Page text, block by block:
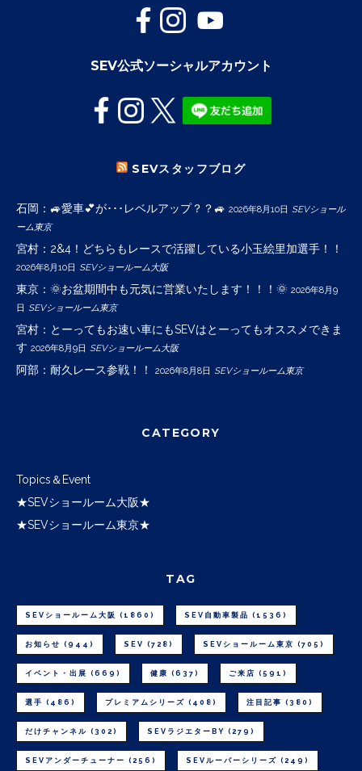
SEV公式ソーシャルアカウント
SEVスタッフブログ
石岡：🚙愛車💕が･･･レベルアップ？？🚙 2026年8月10日 SEVショール
ーム東京
宮村：2&4！どちらもレースで活躍している小玉絵里加選手！！
2026年8月10日 SEVショールーム大阪
東京：🌞お盆期間中も元気に営業いたします！！！🌞 2026年8月9
日 SEVショールーム東京
宮村：とーってもお速い車にもSEVはとーってもオススメできま
す 2026年8月9日 SEVショールーム大阪
阿部：耐久レース参戦！！ 2026年8月8日 SEVショールーム東京
CATEGORY
Topics＆Event
★SEVショールーム大阪★
★SEVショールーム東京★
TAG
SEVショールーム大阪 (1860) SEV自動車製品 (1536)
お知らせ (944) SEV (728) SEVショールーム東京 (705)
イベント・出展 (669) 健康 (637) ご来店 (591)
選手 (486) プレミアムシリーズ (408) 注目記事 (380)
だけチャンネル (302) SEVラジエターBY (279)
SEVアンダーチューナー (256) SEVルーパーシリーズ (249)